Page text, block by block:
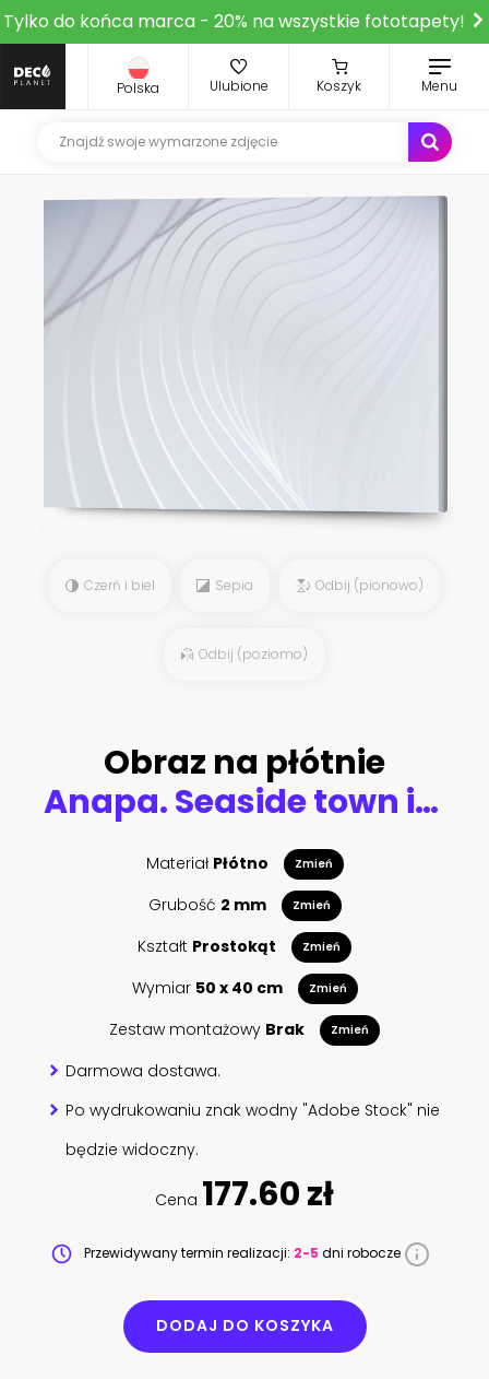
Tylko do końca marca - 20% na wszystkie fototapety!
Polska Ulubione Koszyk Menu
Czerń i biel Sepia Odbij (pionowo)
Odbij (poziomo)
Obraz na płótnie
Anapa. Seaside town in bloom. Hot summer day. Pastel drawing
Materiał Płótno Zmień
Grubość 2 mm Zmień
Kształt Prostokąt Zmień
Wymiar 50 x 40 cm Zmień
Zestaw montażowy Brak Zmień
Darmowa dostawa.
Po wydrukowaniu znak wodny "Adobe Stock" nie
będzie widoczny.
Cena 177.60 zł
Przewidywany termin realizacji: 2-5 dni robocze
DODAJ DO KOSZYKA